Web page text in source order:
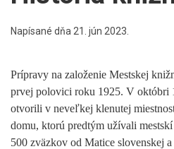
Napísané dňa 21. jún 2023
Prípravy na založenie Mestskej
prvej polovici roku 1925. V októbri
otvorili v neveľkej klenutej
domu, ktorú predtým užívali
500 zväzkov od Matice slovenskej